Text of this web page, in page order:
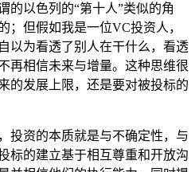
的以色列的“第十人”类似的角
；但假如我是一位VC投资人，
为看透了别人在干什么，看透
再相信未来与增量。这种思维很
的发展上限，还是要对被投标的
投资的本质就是与不确定性，与
标的建立基于相互尊重和开放沟